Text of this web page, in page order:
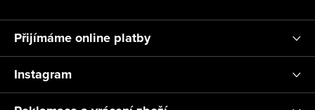
Přijímáme online platby
Instagram